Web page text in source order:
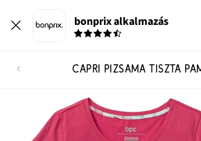
bonprix alkalmazás
CAPRI PIZSAMA TISZTA